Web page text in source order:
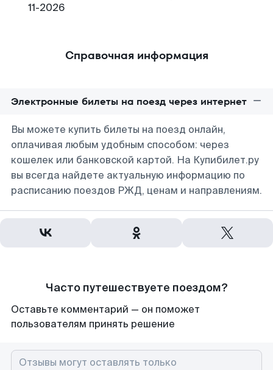
11-2026
Справочная информация
Электронные билеты на поезд через интернет
Вы можете купить билеты на поезд онлайн,
оплачивая любым удобным способом: через
кошелек или банковской картой. На Купибилет.ру
вы всегда найдете актуальную информацию по
расписанию поездов РЖД, ценам и направлениям.
Часто путешествуете поездом?
Оставьте комментарий — он поможет
пользователям принять решение